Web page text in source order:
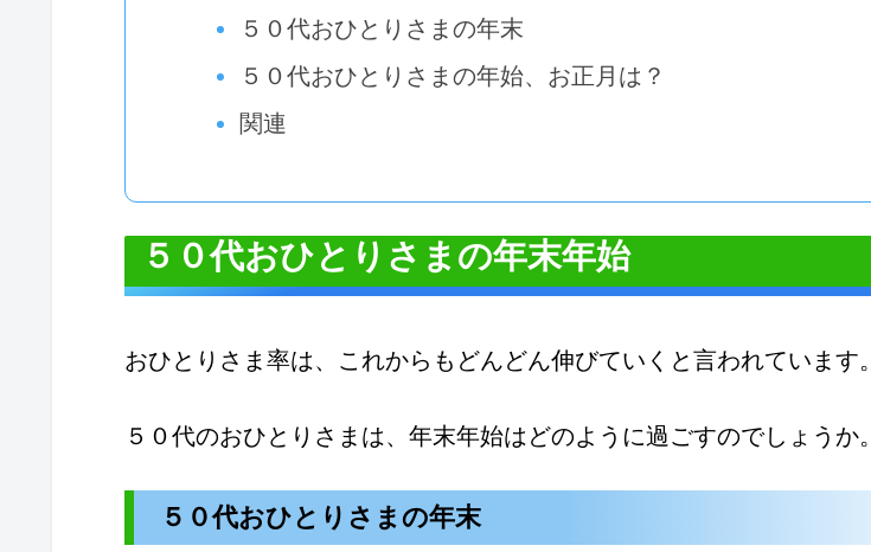
５０代おひとりさまの年末
５０代おひとりさまの年始、お正月は？
関連
５０代おひとりさまの年末年始
おひとりさま率は、これからもどんどん伸びていくと言われています。
５０代のおひとりさまは、年末年始はどのように過ごすのでしょうか。
５０代おひとりさまの年末